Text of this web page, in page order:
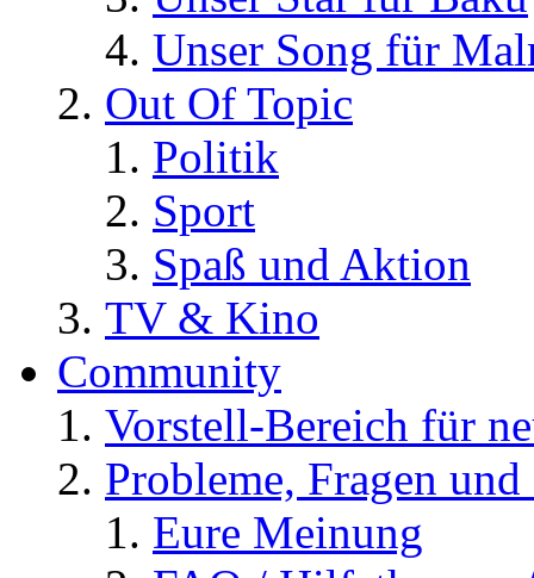
Unser Song für
Out Of Topic
Politik
Sport
Spaß und Aktion
TV & Kino
Community
Vorstell-Bereich für
Probleme, Fragen
Eure Meinung